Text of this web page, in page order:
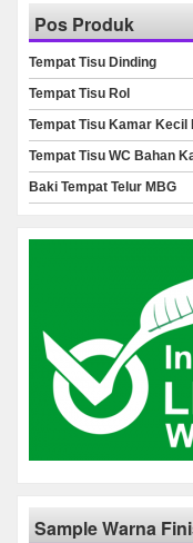
Pos Produk
Tempat Tisu Dinding
Tempat Tisu Rol
Tempat Tisu Kamar Kecil
Tempat Tisu WC Bahan
Baki Tempat Telur MBG
Sample Warna